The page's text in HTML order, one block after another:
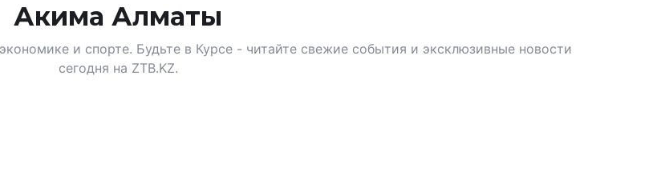
Акима Алматы
и спорте. Будьте в Курсе - читайте свежие события и эксклюзивные новости
сегодня на ZTB.KZ.